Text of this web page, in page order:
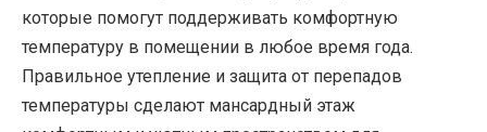
которые помогут поддерживать комфортную
температуру в помещении в любое время года.
Правильное утепление и защита от перепадов
температуры сделают мансардный этаж